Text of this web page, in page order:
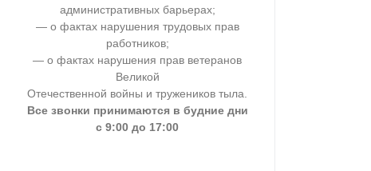
административных барьерах;
— о фактах нарушения трудовых прав
работников;
— о фактах нарушения прав ветеранов
Великой
Отечественной войны и тружеников тыла.
Все звонки принимаются в будние дни
с 9:00 до 17:00